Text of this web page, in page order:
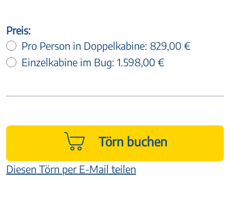
Preis:
Pro Person in Doppelkabine: 829,00 €
Einzelkabine im Bug: 1.598,00 €
Törn buchen
Diesen Törn per E-Mail teilen